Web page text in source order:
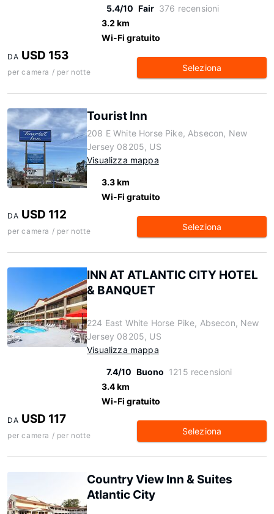
5.4/10 Fair 376 recensioni
3.2 km
Wi-Fi gratuito
DA USD 153
per camera / per notte Seleziona
Tourist Inn
208 E White Horse Pike, Absecon, New
Jersey 08205, US
Visualizza mappa
3.3 km
Wi-Fi gratuito
DA USD 112
per camera / per notte Seleziona
INN AT ATLANTIC CITY HOTEL
& BANQUET
224 East White Horse Pike, Absecon, New
Jersey 08205, US
Visualizza mappa
7.4/10 Buono 1215 recensioni
3.4 km
Wi-Fi gratuito
DA USD 117
per camera / per notte Seleziona
Country View Inn & Suites
Atlantic City